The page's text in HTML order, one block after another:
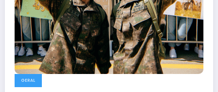
GERAL